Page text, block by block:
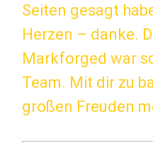
Seiten gesagt
Herzen – danke.
Markforged war
Team. Mit dir zu
großen Freuden